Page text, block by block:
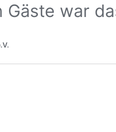
Gäste war